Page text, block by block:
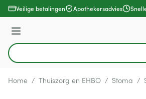
Ga naar de inhoud
Veilige betalingen Apothekersadvies
Menu
Product, merk, categorie...
Home / Thuiszorg en EHBO / Stoma /